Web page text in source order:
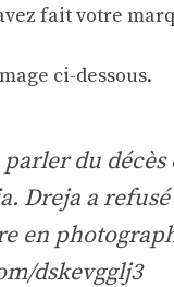
fait votre
ci-dessous.
du
Dreja a
en
dskevgglj3